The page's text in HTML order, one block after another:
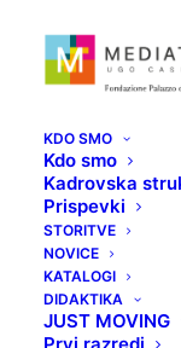
KDO SMO
Kdo smo
Kadrovska
Prispevki
STORITVE
NOVICE
KATALOGI
DIDAKTIKA
JUST MOVING